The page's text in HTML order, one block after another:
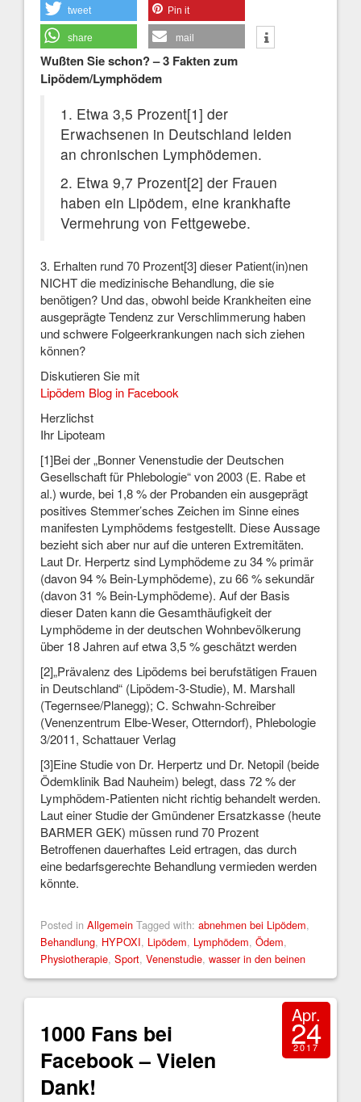
tweet Pin it
share mail
Wußten Sie schon? – 3 Fakten zum
Lipödem/Lymphödem
1. Etwa 3,5 Prozent[1] der
Erwachsenen in Deutschland leiden
an chronischen Lymphödemen.
2. Etwa 9,7 Prozent[2] der Frauen
haben ein Lipödem, eine krankhafte
Vermehrung von Fettgewebe.
3. Erhalten rund 70 Prozent[3] dieser Patient(in)nen
NICHT die medizinische Behandlung, die sie
benötigen? Und das, obwohl beide Krankheiten eine
ausgeprägte Tendenz zur Verschlimmerung haben
und schwere Folgeerkrankungen nach sich ziehen
können?
Diskutieren Sie mit
Lipödem Blog in Facebook
Herzlichst
Ihr Lipoteam
[1]Bei der „Bonner Venenstudie der Deutschen
Gesellschaft für Phlebologie“ von 2003 (E. Rabe et
al.) wurde, bei 1,8 % der Probanden ein ausgeprägt
positives Stemmer’sches Zeichen im Sinne eines
manifesten Lymphödems festgestellt. Diese Aussage
bezieht sich aber nur auf die unteren Extremitäten.
Laut Dr. Herpertz sind Lymphödeme zu 34 % primär
(davon 94 % Bein-Lymphödeme), zu 66 % sekundär
(davon 31 % Bein-Lymphödeme). Auf der Basis
dieser Daten kann die Gesamthäufigkeit der
Lymphödeme in der deutschen Wohnbevölkerung
über 18 Jahren auf etwa 3,5 % geschätzt werden
[2]„Prävalenz des Lipödems bei berufstätigen Frauen
in Deutschland“ (Lipödem-3-Studie), M. Marshall
(Tegernsee/Planegg); C. Schwahn-Schreiber
(Venenzentrum Elbe-Weser, Otterndorf), Phlebologie
3/2011, Schattauer Verlag
[3]Eine Studie von Dr. Herpertz und Dr. Netopil (beide
Ödemklinik Bad Nauheim) belegt, dass 72 % der
Lymphödem-Patienten nicht richtig behandelt werden.
Laut einer Studie der Gmündener Ersatzkasse (heute
BARMER GEK) müssen rund 70 Prozent
Betroffenen dauerhaftes Leid ertragen, das durch
eine bedarfsgerechte Behandlung vermieden werden
könnte.
Posted in Allgemein Tagged with: abnehmen bei Lipödem,
Behandlung, HYPOXI, Lipödem, Lymphödem, Ödem,
Physiotherapie, Sport, Venenstudie, wasser in den beinen
1000 Fans bei
Facebook – Vielen
Dank!
Apr.
24
2017